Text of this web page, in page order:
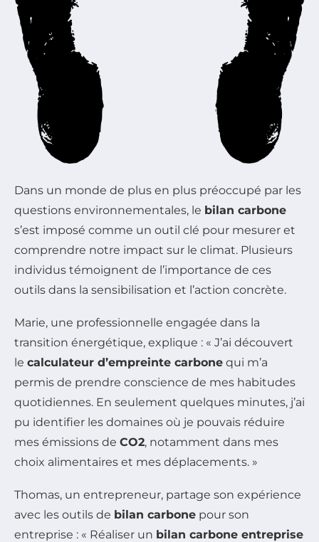
Dans un monde de plus en plus préoccupé par les
questions environnementales, le bilan carbone
s’est imposé comme un outil clé pour mesurer et
comprendre notre impact sur le climat. Plusieurs
individus témoignent de l’importance de ces
outils dans la sensibilisation et l’action concrète.
Marie, une professionnelle engagée dans la
transition énergétique, explique : « J’ai découvert
le calculateur d’empreinte carbone qui m’a
permis de prendre conscience de mes habitudes
quotidiennes. En seulement quelques minutes, j’ai
pu identifier les domaines où je pouvais réduire
mes émissions de CO2, notamment dans mes
choix alimentaires et mes déplacements. »
Thomas, un entrepreneur, partage son expérience
avec les outils de bilan carbone pour son
entreprise : « Réaliser un bilan carbone entreprise